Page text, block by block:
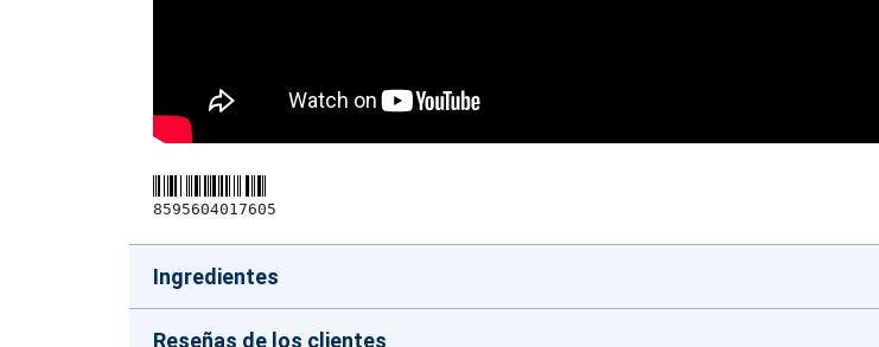
8595604017605
Ingredientes
Reseñas de los clientes